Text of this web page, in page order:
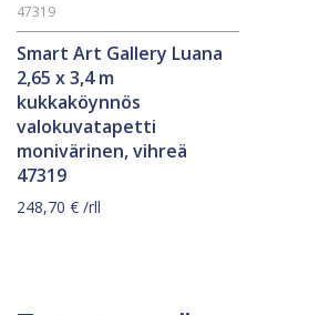
Smart Art Gallery Luana
2,65 x 3,4 m
kukkaköynnös
valokuvatapetti
monivärinen, vihreä
47319
47319
248,70 € /rll